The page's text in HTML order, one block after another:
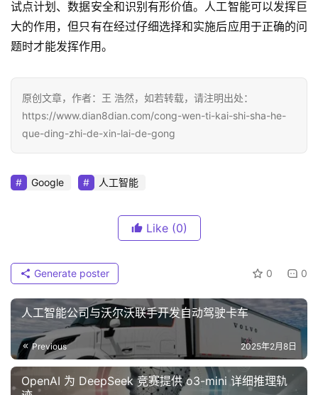
试点计划、数据安全和识别有形价值。人工智能可以发挥巨
大的作用，但只有在经过仔细选择和实施后应用于正确的问
题时才能发挥作用。
原创文章，作者：王 浩然，如若转载，请注明出处：
https://www.dian8dian.com/cong-wen-ti-kai-shi-sha-he-
que-ding-zhi-de-xin-lai-de-gong
Google 人工智能
Like (0)
0 0
Generate poster
人工智能公司与沃尔沃联手开发自动驾驶卡车
Previous 2025年2月8日
OpenAI 为 DeepSeek 竞赛提供 o3-mini 详细推理轨